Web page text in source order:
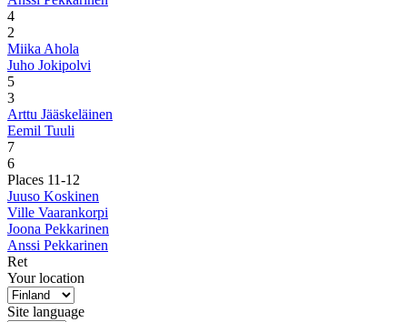
4
2
Miika Ahola
Juho Jokipolvi
5
3
Arttu Jääskeläinen
Eemil Tuuli
7
6
Places 11-12
Juuso Koskinen
Ville Vaarankorpi
Joona Pekkarinen
Anssi Pekkarinen
Ret
Your location
Site language